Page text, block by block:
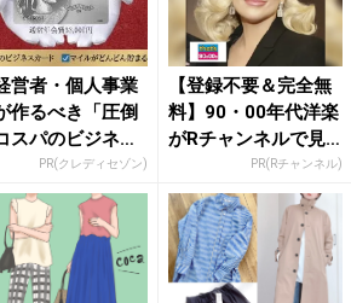
営者・個人事業
作るべき「圧倒
スパのビジネス
ド」PR(クレディセゾン)
【登録不要＆完全無
料】90・00年代洋楽
がRチャンネルで見
PR(Rチャンネル)